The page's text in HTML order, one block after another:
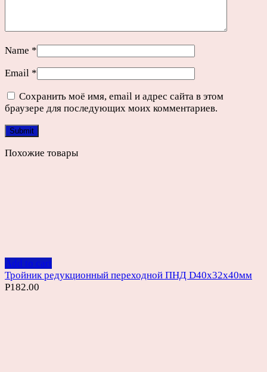
Name *
Email *
Сохранить моё имя, email и адрес сайта в этом
браузере для последующих моих комментариев.
Похожие товары
Add to cart
Тройник редукционный переходной ПНД D40х32х40мм
Р182.00